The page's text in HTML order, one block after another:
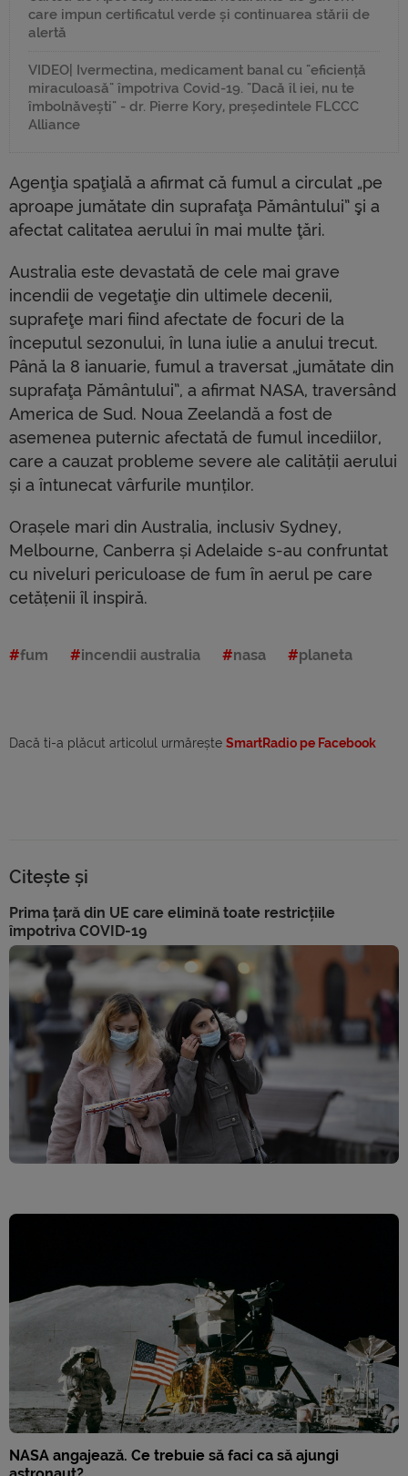
care impun certificatul verde și continuarea stării de
alertă
VIDEO| Ivermectina, medicament banal cu "eficiență
miraculoasă" împotriva Covid-19. "Dacă îl iei, nu te
îmbolnăvești" - dr. Pierre Kory, președintele FLCCC
Alliance
Agenţia spaţială a afirmat că fumul a circulat „pe
aproape jumătate din suprafaţa Pământului” şi a
afectat calitatea aerului în mai multe ţări.
Australia este devastată de cele mai grave
incendii de vegetaţie din ultimele decenii,
suprafeţe mari fiind afectate de focuri de la
începutul sezonului, în luna iulie a anului trecut.
Până la 8 ianuarie, fumul a traversat „jumătate din
suprafaţa Pământului”, a afirmat NASA, traversând
America de Sud. Noua Zeelandă a fost de
asemenea puternic afectată de fumul incediilor,
care a cauzat probleme severe ale calității aerului
și a întunecat vârfurile munților.
Orașele mari din Australia, inclusiv Sydney,
Melbourne, Canberra și Adelaide s-au confruntat
cu niveluri periculoase de fum în aerul pe care
cetățenii îl inspiră.
fum incendii australia nasa planeta
Dacă ti-a plăcut articolul urmărește SmartRadio pe Facebook
Citește și
Prima țară din UE care elimină toate restricțiile
împotriva COVID-19
NASA angajează. Ce trebuie să faci ca să ajungi